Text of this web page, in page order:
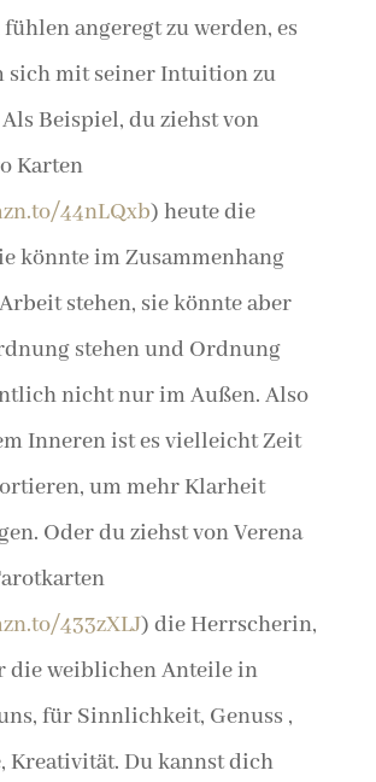
angeregt zu werden, es
sich mit seiner Intuition zu
Beispiel, du ziehst von
Karten
44nLQxb) heute die
könnte im Zusammenhang
stehen, sie könnte aber
stehen und Ordnung
nicht nur im Außen. Also
Inneren ist es vielleicht Zeit
um mehr Klarheit
Oder du ziehst von Verena
433zXLJ) die Herrscherin,
die weiblichen Anteile in
für Sinnlichkeit, Genuss ,
Kreativität. Du kannst dich